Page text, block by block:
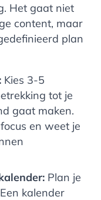
Het gaat niet
content, maar
plan
Kies 3-5
tot je
gaat maken.
en weet je
Plan je
kalender